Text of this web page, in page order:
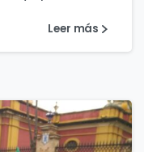
Leer más